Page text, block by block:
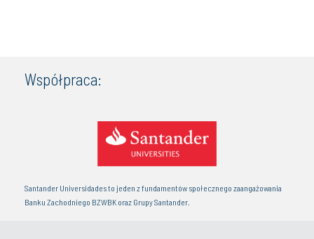
Współpraca:
Santander Universidades to jeden z fundamentów społecznego zaangażowania
Banku Zachodniego BZWBK oraz Grupy Santander.